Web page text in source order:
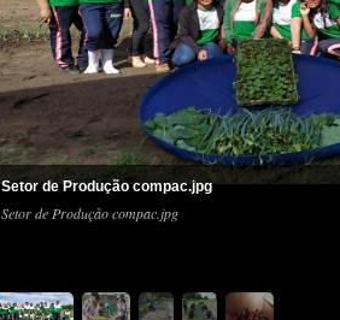
Setor de Produção compac.jpg
Setor de Produção compac.jpg